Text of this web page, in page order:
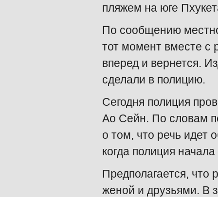
пляжем на юге
По сообщению
тот момент вместе с
вперед и вернется.
сделали в полицию.
Сегодня полиция
Ао Сейн. По словам
о том, что речь идет
когда полиция
Предполагается, что
женой и друзьями. В